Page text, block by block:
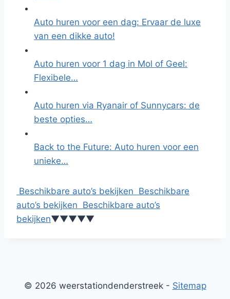
Auto huren voor een dag: Ervaar de luxe
van een dikke auto!
Auto huren voor 1 dag in Mol of Geel:
Flexibele…
Auto huren via Ryanair of Sunnycars: de
beste opties…
Back to the Future: Auto huren voor een
unieke…
Beschikbare auto’s bekijken Beschikbare
auto’s bekijken Beschikbare auto’s
bekijken▼▼▼▼▼
© 2026 weerstationdenderstreek - Sitemap